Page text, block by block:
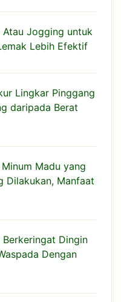
Jogging untuk
Lebih Efektif
Lingkar Pinggang
daripada Berat
Madu yang
Dilakukan, Manfaat
Berkeringat Dingin
Dengan